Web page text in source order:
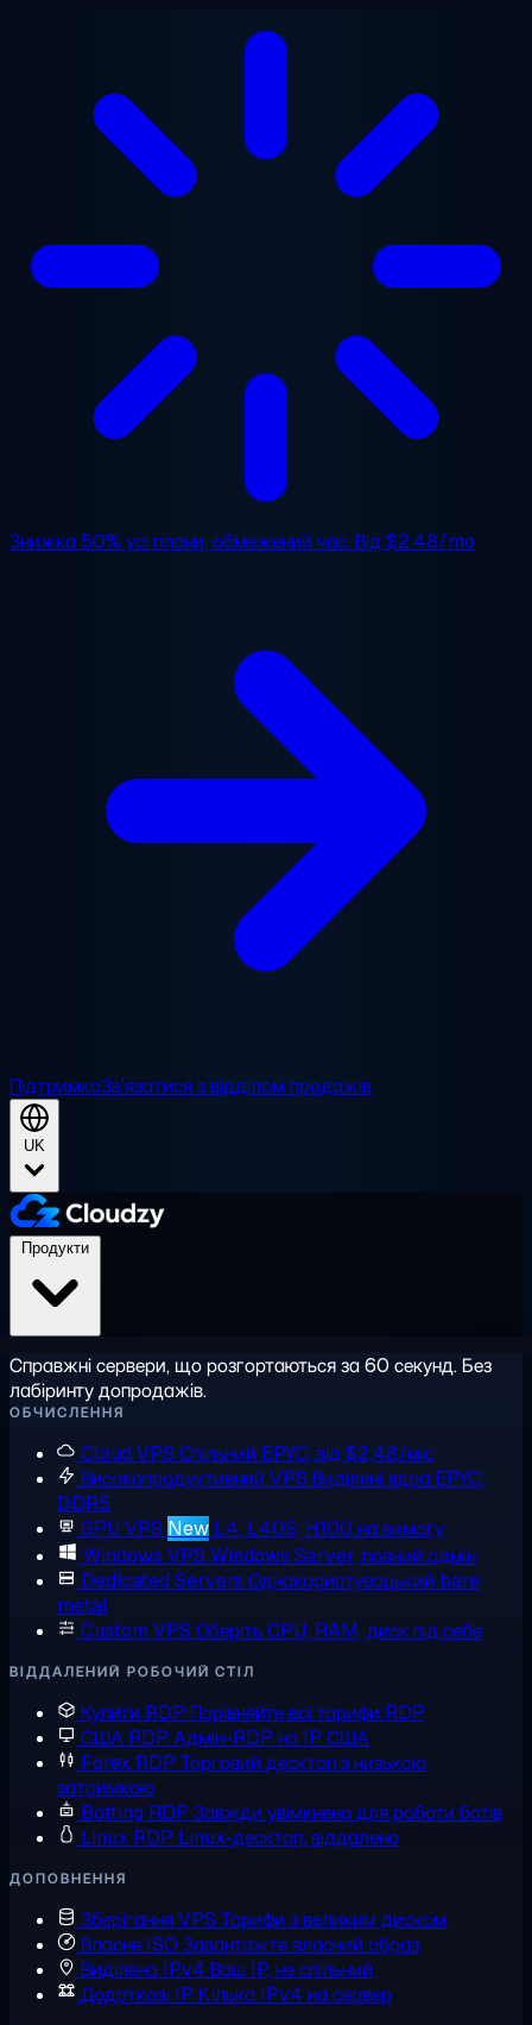
Знижка 50% усі плани, обмежений час. Від$2.48/mo
ПідтримкаЗв'язатися з відділом продажів
UK
Справжні сервери, що розгортаються за 60 секунд. Без
лабіринту допродажів.
ОБЧИСЛЕННЯ
Cloud VPS Спільний EPYC, від $2,48/міс
Високопродуктивний VPS Виділені ядра EPYC,
DDR5
GPU VPS New L4, L40S, H100 на вимогу
Windows VPS Windows Server, повний адмін
Dedicated Servers Однокористувацький bare
metal
Custom VPS Оберіть CPU, RAM, диск під себе
ВІДДАЛЕНИЙ РОБОЧИЙ СТІЛ
Купити RDP Порівняйте всі тарифи RDP
США RDP Адмін-RDP на IP США
Forex RDP Торговий десктоп з низькою
затримкою
Botting RDP Завжди увімкнено для роботи ботів
Linux RDP Linux-десктоп, віддалено
ДОПОВНЕННЯ
Зберігання VPS Тарифи з великим диском
Власне ISO Завантажте власний образ
Виділена IPv4 Ваш IP, не спільний
Додаткові IP Кілька IPv4 на сервер